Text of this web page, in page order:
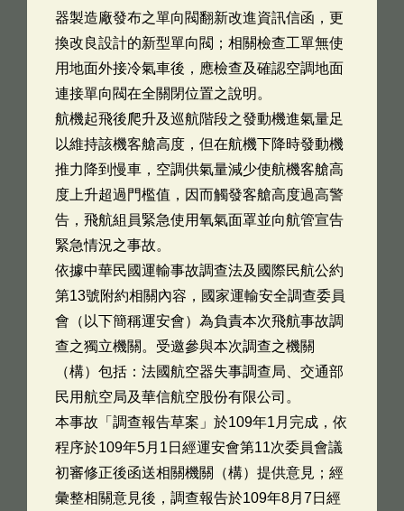
器製造廠發布之單向閥翻新改進資訊信函，更
換改良設計的新型單向閥；相關檢查工單無使
用地面外接冷氣車後，應檢查及確認空調地面
連接單向閥在全關閉位置之說明。
航機起飛後爬升及巡航階段之發動機進氣量足
以維持該機客艙高度，但在航機下降時發動機
推力降到慢車，空調供氣量減少使航機客艙高
度上升超過門檻值，因而觸發客艙高度過高警
告，飛航組員緊急使用氧氣面罩並向航管宣告
緊急情況之事故。
依據中華民國運輸事故調查法及國際民航公約
第13號附約相關內容，國家運輸安全調查委員
會（以下簡稱運安會）為負責本次飛航事故調
查之獨立機關。受邀參與本次調查之機關
（構）包括：法國航空器失事調查局、交通部
民用航空局及華信航空股份有限公司。
本事故「調查報告草案」於109年1月完成，依
程序於109年5月1日經運安會第11次委員會議
初審修正後函送相關機關（構）提供意見；經
彙整相關意見後，調查報告於109年8月7日經